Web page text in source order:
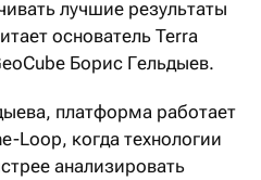
лучшие результаты
основатель Terra
Борис Гельдыев.
платформа работает
Loop, когда технологии
анализировать